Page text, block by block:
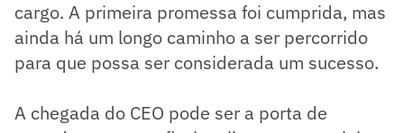
cargo. A primeira promessa foi cumprida, mas
ainda há um longo caminho a ser percorrido
para que possa ser considerada um sucesso.
A chegada do CEO pode ser a porta de